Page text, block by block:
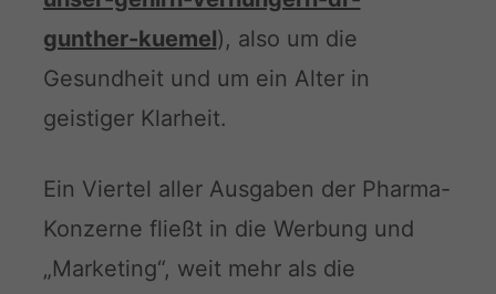
gunther-kuemel), also um die
Gesundheit und um ein Alter in
geistiger Klarheit.
Ein Viertel aller Ausgaben der Pharma-
Konzerne fließt in die Werbung und
„Marketing“, weit mehr als die